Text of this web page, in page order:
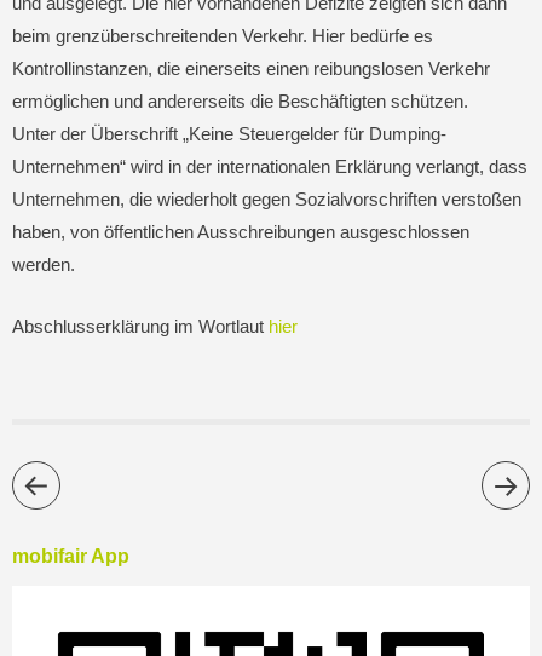
beim grenzüberschreitenden Verkehr. Hier bedürfe es
Kontrollinstanzen, die einerseits einen reibungslosen Verkehr
ermöglichen und andererseits die Beschäftigten schützen.
Unter der Überschrift „Keine Steuergelder für Dumping-
Unternehmen“ wird in der internationalen Erklärung verlangt, dass
Unternehmen, die wiederholt gegen Sozialvorschriften verstoßen
haben, von öffentlichen Ausschreibungen ausgeschlossen
werden.
Abschlusserklärung im Wortlaut hier
mobifair App